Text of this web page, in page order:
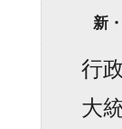
新
行
大